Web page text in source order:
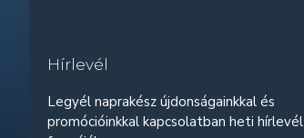
Hírlevél
Legyél naprakész újdonságainkkal és
promócióinkkal kapcsolatban heti hírlevél